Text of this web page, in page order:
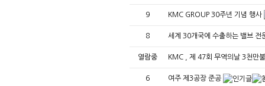
9 KMC GROUP 30주년 기념 행사
8 세계 30개국에 수출하는 밸브 전
열람중 KMC , 제 47회 무역의날 3천만
6 여주 제3공장 준공